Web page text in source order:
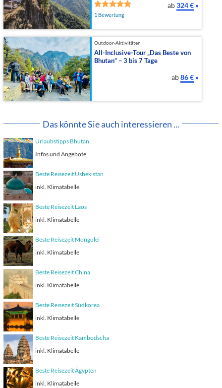
1 Bewertung
ab324 € »
Outdoor-Aktivitäten
All-Inclusive-Tour „Das Beste von
Bhutan“ – 3 bis 7 Tage
ab86 € »
Das könnte Sie auch interessieren ...
Urlaubstipps Bhutan
Infos und Angebote
Beste Reisezeit Usbekistan
inkl. Klimatabelle
Beste Reisezeit Laos
inkl. Klimatabelle
Beste Reisezeit Mongolei
inkl. Klimatabelle
Beste Reisezeit China
inkl. Klimatabelle
Beste Reisezeit Südkorea
inkl. Klimatabelle
Beste Reisezeit Kambodscha
inkl. Klimatabelle
Beste Reisezeit Ägypten
inkl. Klimatabelle